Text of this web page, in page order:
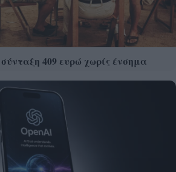
409 ευρώ χωρίς ένσημα